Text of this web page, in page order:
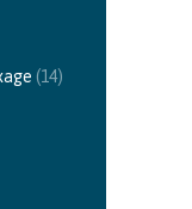
(14)